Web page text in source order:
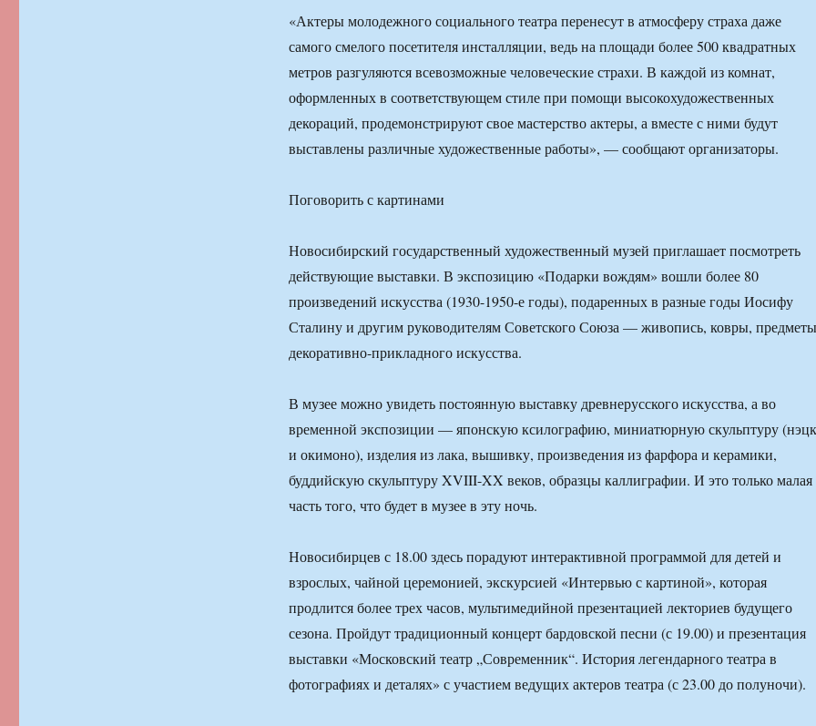
«Актеры молодежного социального театра перенесут в атмосферу страха даже
самого смелого посетителя инсталляции, ведь на площади более 500 квадратных
метров разгуляются всевозможные человеческие страхи. В каждой из комнат,
оформленных в соответствующем стиле при помощи высокохудожественных
декораций, продемонстрируют свое мастерство актеры, а вместе с ними будут
выставлены различные художественные работы», — сообщают организаторы.
Поговорить с картинами
Новосибирский государственный художественный музей приглашает посмотреть
действующие выставки. В экспозицию «Подарки вождям» вошли более 80
произведений искусства (1930-1950-е годы), подаренных в разные годы Иосифу
Сталину и другим руководителям Советского Союза — живопись, ковры, предметы
декоративно-прикладного искусства.
В музее можно увидеть постоянную выставку древнерусского искусства, а во
временной экспозиции — японскую ксилографию, миниатюрную скульптуру
и окимоно), изделия из лака, вышивку, произведения из фарфора и керамики,
буддийскую скульптуру XVIII-XX веков, образцы каллиграфии. И это только малая
часть того, что будет в музее в эту ночь.
Новосибирцев с 18.00 здесь порадуют интерактивной программой для детей и
взрослых, чайной церемонией, экскурсией «Интервью с картиной», которая
продлится более трех часов, мультимедийной презентацией лекториев будущего
сезона. Пройдут традиционный концерт бардовской песни (с 19.00) и презентация
выставки «Московский театр „Современник“. История легендарного театра в
фотографиях и деталях» с участием ведущих актеров театра (с 23.00 до полуночи).